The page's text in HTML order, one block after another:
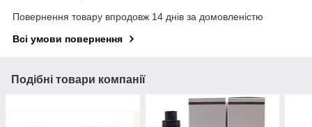
Повернення товару впродовж 14 днів за домовленістю
Всі умови повернення
Подібні товари компанії